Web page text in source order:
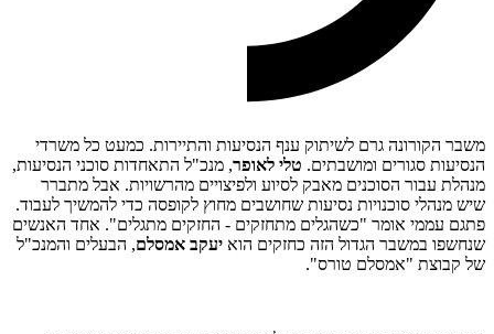
משבר הקורונה גרם לשיתוק ענף הנסיעות והתיירות. כמעט כל משרדי
הנסיעות סגורים ומושבתים. טלי לאופר, מנכ"ל התאחדות סוכני הנסיעות,
מנהלת עבור הסוכנים מאבק לסיוע ולפיצויים מהרשויות. אבל מתברר
שיש מנהלי סוכנויות נסיעות שחושבים מחוץ לקופסה כדי להמשיך לעבוד.
פתגם עממי אומר "כשהגלים מתחזקים - החזקים מתגלים". אחד האנשים
שנחשפו במשבר הגדול הזה כחזקים הוא יעקב אמסלם, הבעלים והמנכ"ל
של קבוצת "אמסלם טורס".